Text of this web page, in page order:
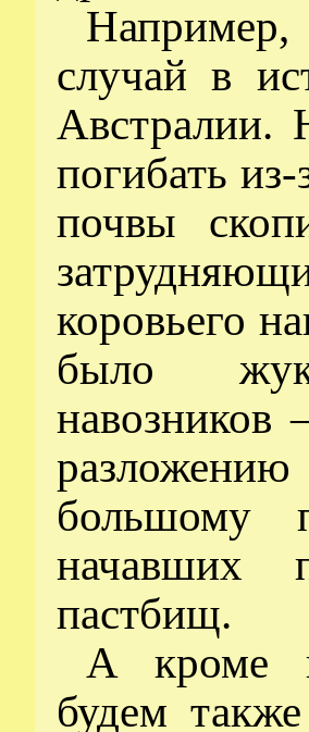
случай в
Австралии.
погибать
почвы
коровьего
было
большому
начавших
пастбищ.
А кроме
будем